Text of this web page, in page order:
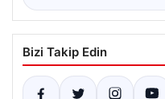
Bizi Takip Edin